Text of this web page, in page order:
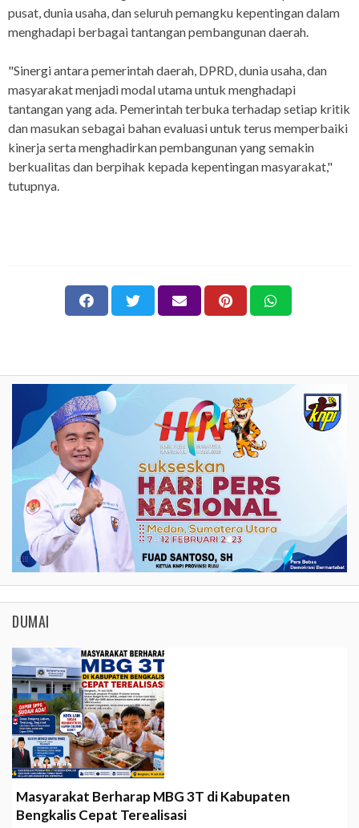
pusat, dunia usaha, dan seluruh pemangku kepentingan dalam
menghadapi berbagai tantangan pembangunan daerah.
"Sinergi antara pemerintah daerah, DPRD, dunia usaha, dan
masyarakat menjadi modal utama untuk menghadapi
tantangan yang ada. Pemerintah terbuka terhadap setiap kritik
dan masukan sebagai bahan evaluasi untuk terus memperbaiki
kinerja serta menghadirkan pembangunan yang semakin
berkualitas dan berpihak kepada kepentingan masyarakat,"
tutupnya.
DUMAI
Masyarakat Berharap MBG 3T di Kabupaten
Bengkalis Cepat Terealisasi